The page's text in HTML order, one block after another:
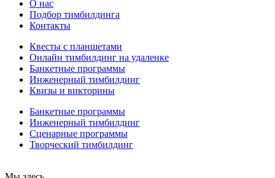
О нас
Подбор тимбилдинга
Контакты
Квесты с планшетами
Онлайн тимбилдинг на удаленке
Банкетные программы
Инженерный тимбилдинг
Квизы и викторины
Банкетные программы
Инженерный тимбилдинг
Сценарные программы
Творческий тимбилдинг